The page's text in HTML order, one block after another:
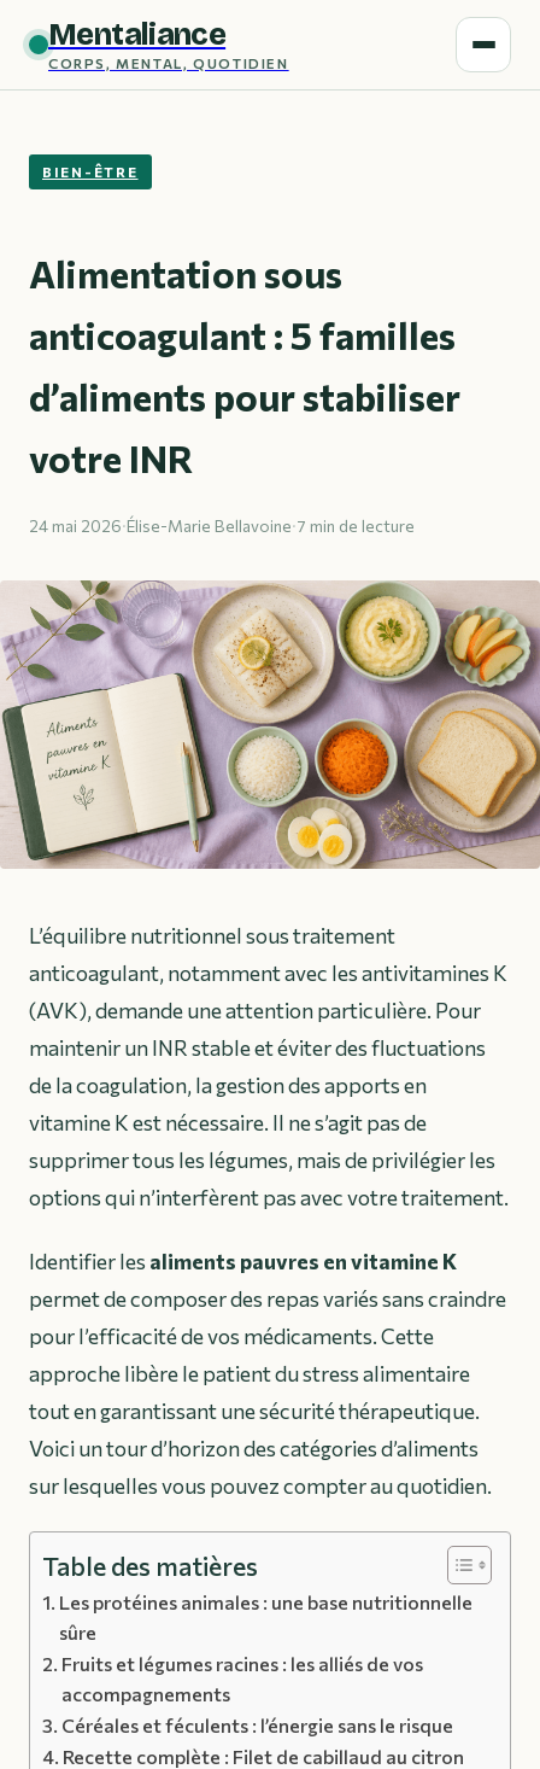
Mentaliance
CORPS, MENTAL, QUOTIDIEN
BIEN-ÊTRE
Alimentation sous
anticoagulant : 5 familles
d’aliments pour stabiliser
votre INR
24 mai 2026·Élise-Marie Bellavoine·7 min de lecture
L’équilibre nutritionnel sous traitement
anticoagulant, notamment avec les antivitamines K
(AVK), demande une attention particulière. Pour
maintenir un INR stable et éviter des fluctuations
de la coagulation, la gestion des apports en
vitamine K est nécessaire. Il ne s’agit pas de
supprimer tous les légumes, mais de privilégier les
options qui n’interfèrent pas avec votre traitement.
Identifier lesaliments pauvres en vitamine K
permet de composer des repas variés sans craindre
pour l’efficacité de vos médicaments. Cette
approche libère le patient du stress alimentaire
tout en garantissant une sécurité thérapeutique.
Voici un tour d’horizon des catégories d’aliments
sur lesquelles vous pouvez compter au quotidien.
Table des matières
Les protéines animales : une base nutritionnelle
sûre
Fruits et légumes racines : les alliés de vos
accompagnements
Céréales et féculents : l’énergie sans le risque
Recette complète : Filet de cabillaud au citron